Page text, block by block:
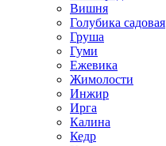
Вишня
Голубика садовая
Груша
Гуми
Ежевика
Жимолости
Инжир
Ирга
Калина
Кедр